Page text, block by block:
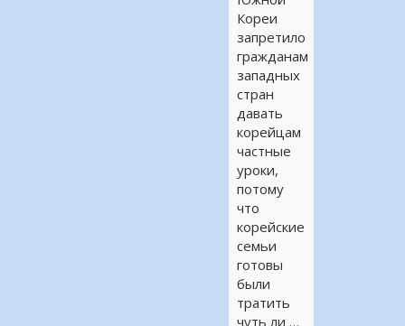
Кореи
запретило
гражданам
западных
стран
давать
корейцам
частные
уроки,
потому
что
корейские
семьи
готовы
были
тратить
чуть ли …